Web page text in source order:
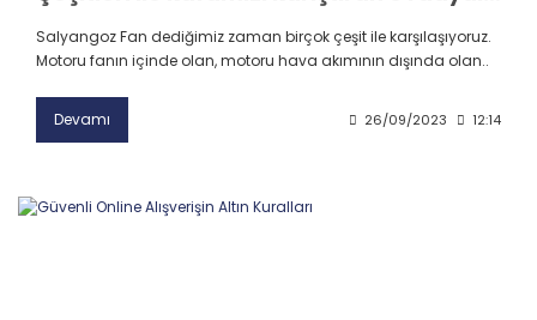
Salyangoz Fan dediğimiz zaman birçok çeşit ile karşılaşıyoruz.
Motoru fanın içinde olan, motoru hava akımının dışında olan..
Devamı 26/09/2023 12:14